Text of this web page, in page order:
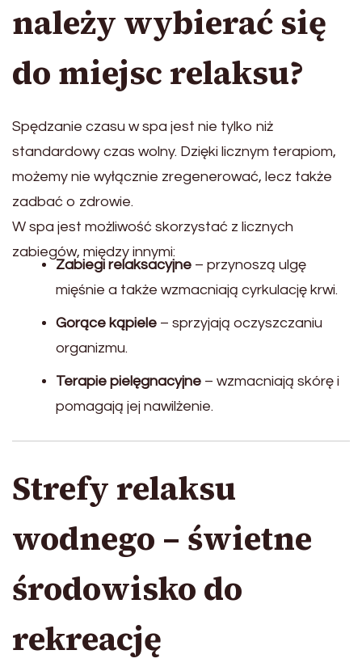
należy wybierać się
do miejsc relaksu?
Spędzanie czasu w spa jest nie tylko niż
standardowy czas wolny. Dzięki licznym terapiom,
możemy nie wyłącznie zregenerować, lecz także
zadbać o zdrowie.
W spa jest możliwość skorzystać z licznych
zabiegów, między innymi:
Zabiegi relaksacyjne – przynoszą ulgę
mięśnie a także wzmacniają cyrkulację krwi.
Gorące kąpiele – sprzyjają oczyszczaniu
organizmu.
Terapie pielęgnacyjne – wzmacniają skórę i
pomagają jej nawilżenie.
Strefy relaksu
wodnego – świetne
środowisko do
rekreację